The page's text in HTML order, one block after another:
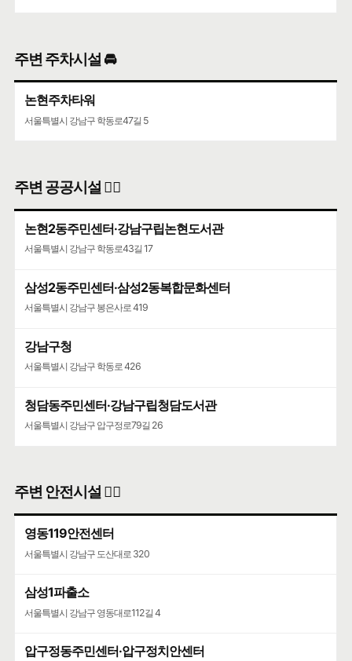
주변 주차시설 🚘
논현주차타워
서울특별시 강남구 학동로47길 5
주변 공공시설 👨‍✈️
논현2동주민센터·강남구립논현도서관
서울특별시 강남구 학동로43길 17
삼성2동주민센터·삼성2동복합문화센터
서울특별시 강남구 봉은사로 419
강남구청
서울특별시 강남구 학동로 426
청담동주민센터·강남구립청담도서관
서울특별시 강남구 압구정로79길 26
주변 안전시설 👮‍♀️
영동119안전센터
서울특별시 강남구 도산대로 320
삼성1파출소
서울특별시 강남구 영동대로112길 4
압구정동주민센터·압구정치안센터